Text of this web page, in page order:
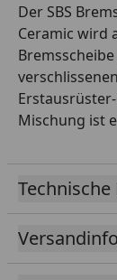
Der SBS
Ceramic wird
Mischung ist
Straße
gut
geringen
sie die ideale
Technische